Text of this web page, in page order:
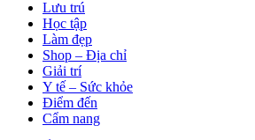
Lưu trú
Học tập
Làm đẹp
Shop – Địa chỉ
Giải trí
Y tế – Sức khỏe
Điểm đến
Cẩm nang